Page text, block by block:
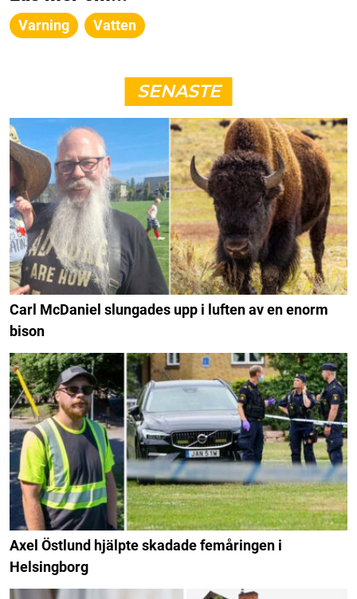
Varning Vatten
SENASTE
Carl McDaniel slungades upp i luften av en enorm
bison
Axel Östlund hjälpte skadade femåringen i
Helsingborg